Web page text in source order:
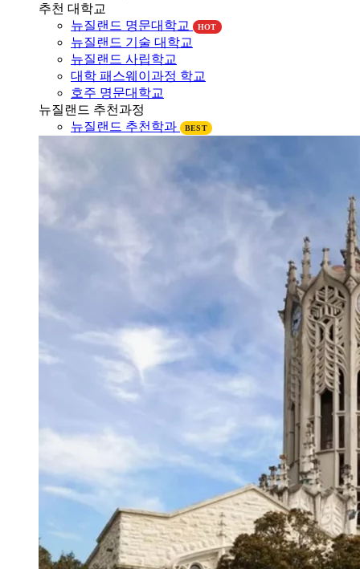
뉴질랜드 명문대학교
뉴질랜드 기술 대학교
뉴질랜드 사립학교
대학 패스웨이과정 학교
호주 명문대학교
뉴질랜드 추천과정
뉴질랜드 추천학과